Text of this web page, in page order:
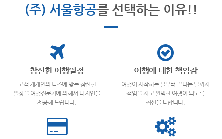
(주) 서울항공를 선택하는 이유!!
참신한 여행일정
고객 개개인의 니즈에 맞는 참신한
일정을 여행전문가에 의해서 디자인을
제공해 드립니다.
여행에 대한 책임감
여행이 시작하는 날부터 끝나는 날까지
책임을 지고 완벽한 여행이 되도록
최선을 다합니다.